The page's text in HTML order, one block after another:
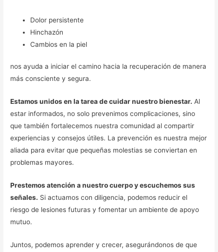
Dolor persistente
Hinchazón
Cambios en la piel
nos ayuda a iniciar el camino hacia la recuperación de manera
más consciente y segura.
Estamos unidos en la tarea de cuidar nuestro bienestar. Al
estar informados, no solo prevenimos complicaciones, sino
que también fortalecemos nuestra comunidad al compartir
experiencias y consejos útiles. La prevención es nuestra mejor
aliada para evitar que pequeñas molestias se conviertan en
problemas mayores.
Prestemos atención a nuestro cuerpo y escuchemos sus
señales. Si actuamos con diligencia, podemos reducir el
riesgo de lesiones futuras y fomentar un ambiente de apoyo
mutuo.
Juntos, podemos aprender y crecer, asegurándonos de que